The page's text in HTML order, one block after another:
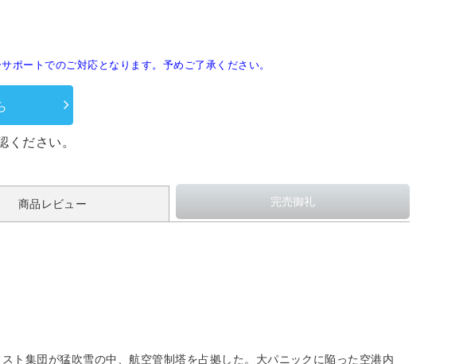
ートでのご対応となります。予めご了承ください。
ください。
商品レビュー
ト集団が猛吹雪の中、航空管制塔を占拠した。大パニックに陥った空港内